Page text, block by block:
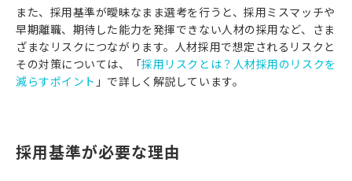
また、採用基準が曖昧なまま選考を行うと、採用ミスマッチや
早期離職、期待した能力を発揮できない人材の採用など、さま
ざまなリスクにつながります。人材採用で想定されるリスクと
その対策については、「採用リスクとは？人材採用のリスクを
減らすポイント 」で詳しく解説しています。
採用基準が必要な理由